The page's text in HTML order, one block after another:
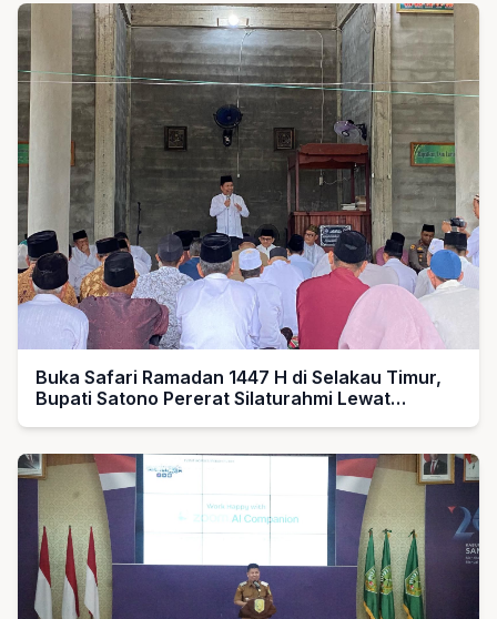
Buka Safari Ramadan 1447 H di Selakau Timur,
Bupati Satono Pererat Silaturahmi Lewat